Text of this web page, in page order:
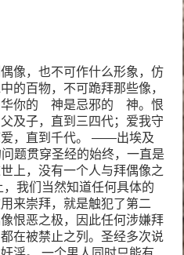
像，也不可作什么形象，仿
的百物，不可跪拜那些像，
华你的 神是忌邪的 神。恨
及子，直到三四代；爱我守
爱，直到千代。 ——出埃及
题贯穿圣经的始终，一直是
上，没有一个人与拜偶像之
我们当然知道任何具体的
来崇拜，就是触犯了第二
恨恶之极，因此任何涉嫌拜
在被禁止之列。圣经多次说